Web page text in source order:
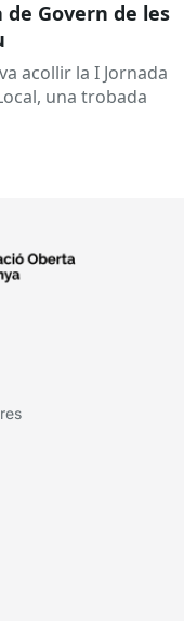
de Govern de les
acollir la I Jornada
una trobada